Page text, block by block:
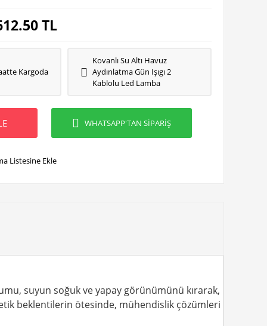
TL
Kargoda
Kovanlı Su Altı Havuz
Aydınlatma Gün Işıgı 2
Kablolu Led Lamba
WHATSAPP'TAN SİPARİŞ
Listesine Ekle
suyun soğuk ve yapay görünümünü kırarak,
beklentilerin ötesinde, mühendislik çözümleri